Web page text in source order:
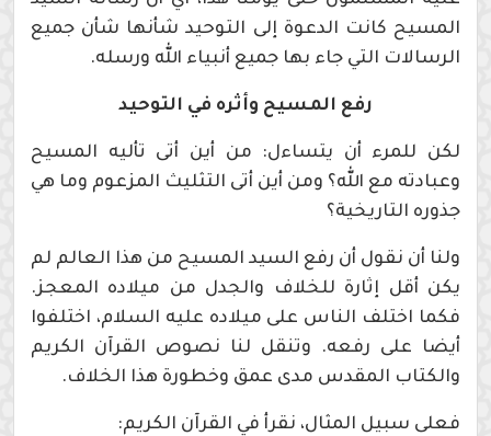
المسيح كانت الدعوة إلى التوحيد شأنها شأن جميع
الرسالات التي جاء بها جميع أنبياء الله ورسله.
رفع المسيح وأثره في التوحيد
لكن للمرء أن يتساءل: من أين أتى تأليه المسيح
وعبادته مع الله؟ ومن أين أتى التثليث المزعوم وما هي
جذوره التاريخية؟
ولنا أن نقول أن رفع السيد المسيح من هذا العالم لم
يكن أقل إثارة للخلاف والجدل من ميلاده المعجز.
فكما اختلف الناس على ميلاده عليه السلام، اختلفوا
أيضا على رفعه. وتنقل لنا نصوص القرآن الكريم
والكتاب المقدس مدى عمق وخطورة هذا الخلاف.
فعلى سبيل المثال، نقرأ في القرآن الكريم: